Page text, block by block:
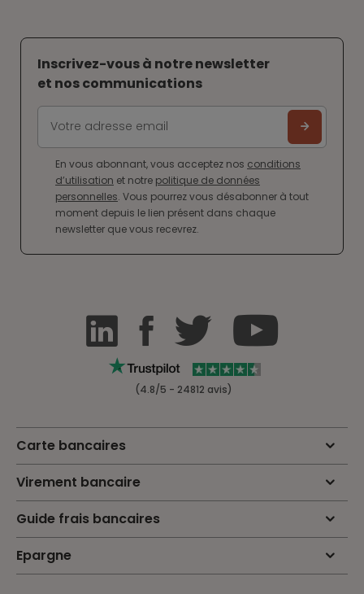
Inscrivez-vous à notre newsletter
et nos communications
En vous abonnant, vous acceptez nos conditions
d’utilisation et notre politique de données
personnelles. Vous pourrez vous désabonner à tout
moment depuis le lien présent dans chaque
newsletter que vous recevrez.
(4.8/5 - 24812 avis)
Carte bancaires
Virement bancaire
Guide frais bancaires
Epargne